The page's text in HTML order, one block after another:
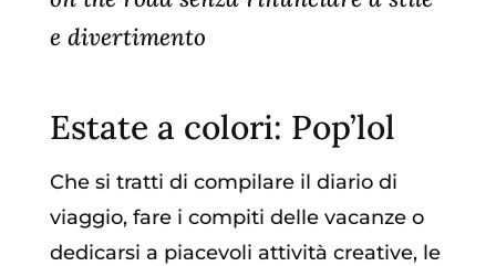
e divertimento
Estate a colori: Pop’lol
Che si tratti di compilare il diario di
viaggio, fare i compiti delle vacanze o
dedicarsi a piacevoli attività creative, le